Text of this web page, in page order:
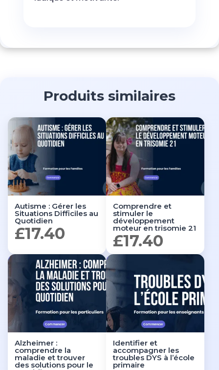
Produits similaires
Autisme : Gérer les
Situations Difficiles au
Quotidien
£17.40
Comprendre et
stimuler le
développement
moteur en trisomie 21
£17.40
Alzheimer :
comprendre la
maladie et trouver
des solutions pour le
Identifier et
accompagner les
troubles DYS à l’école
primaire